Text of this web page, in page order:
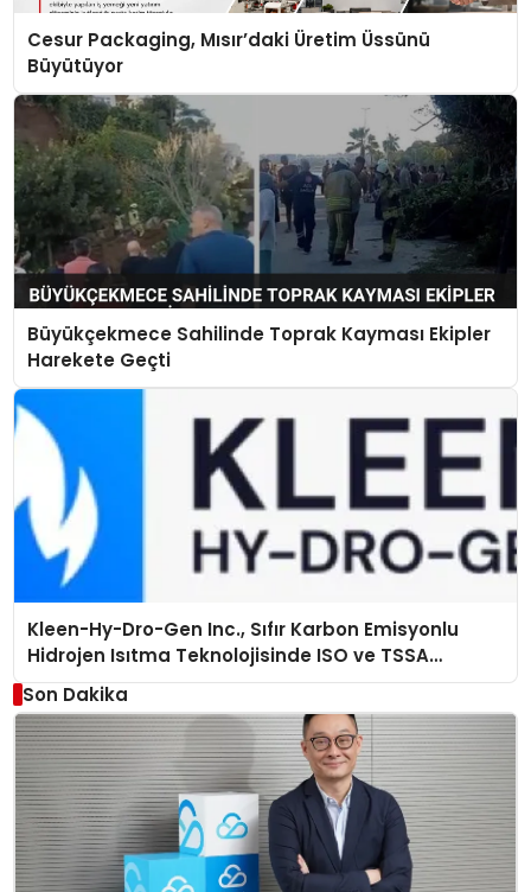
Cesur Packaging, Mısır’daki Üretim Üssünü
Büyütüyor
Büyükçekmece Sahilinde Toprak Kayması Ekipler
Harekete Geçti
Kleen-Hy-Dro-Gen Inc., Sıfır Karbon Emisyonlu
Hidrojen Isıtma Teknolojisinde ISO ve TSSA
Düzenleyici Onaylarını Aldı
Son Dakika